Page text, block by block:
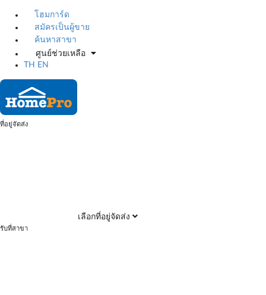
โฮมการ์ด
สมัครเป็นผู้ขาย
ค้นหาสาขา
ศูนย์ช่วยเหลือ
TH
EN
ที่อยู่จัดส่ง
เลือกที่อยู่จัดส่ง
รับที่สาขา